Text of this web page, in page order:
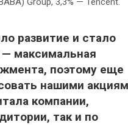
развитие и стало
максимальная
поэтому еще
нашими
компании,
так и по